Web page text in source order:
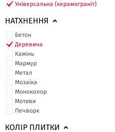
Універсальна (керамограніт)
НАТХНЕННЯ
Бетон
Деревина
Камінь
Мармур
Метал
Мозаїка
Моноколор
Мотиви
Печворк
КОЛІР ПЛИТКИ